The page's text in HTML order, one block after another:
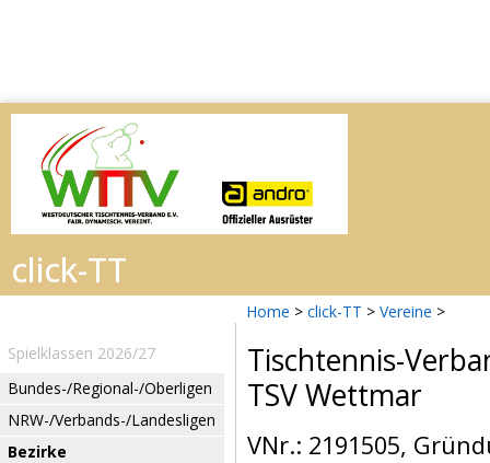
Home > click-TT > Vereine >
Spielklassen 2026/27
Bundes-/Regional-/Oberligen
NRW-/Verbands-/Landesligen
Bezirke
Tischtennis-
TSV Wettmar
VNr.: 2191505,